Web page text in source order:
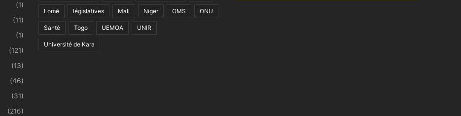
(1)
(11)
(1)
(121)
(13)
(46)
(31)
(216)
Lomé législatives Mali Niger OMS ONU
Santé Togo UEMOA UNIR
Université de Kara